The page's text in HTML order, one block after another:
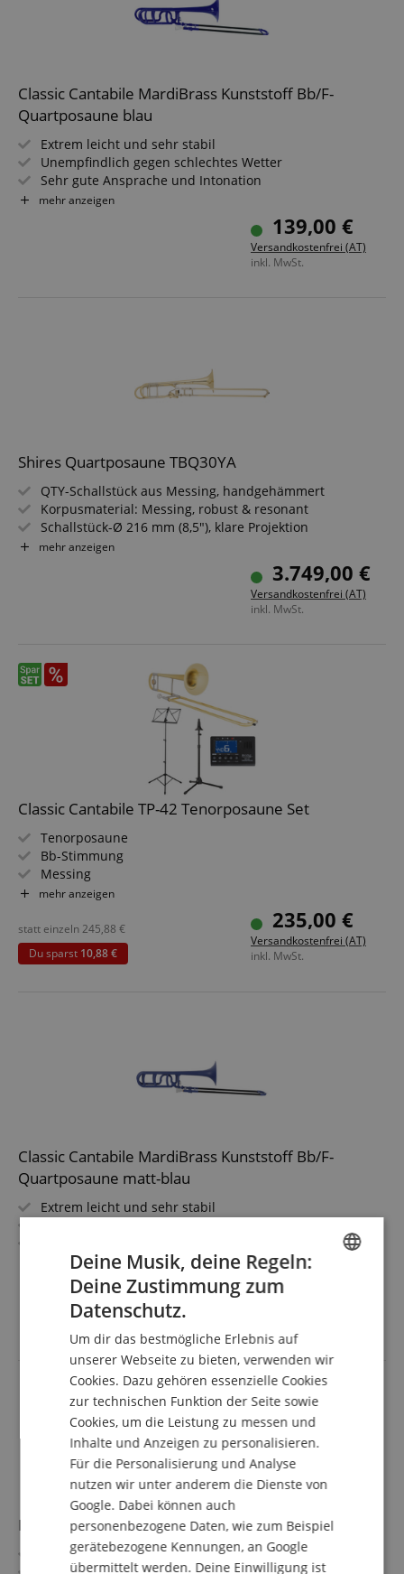
Classic Cantabile MardiBrass Kunststoff Bb/F-
Quartposaune blau
Extrem leicht und sehr stabil
Unempfindlich gegen schlechtes Wetter
Sehr gute Ansprache und Intonation
Material: ABS-Kunststoff, Zug aus Fiberglas
Farbe des Mundstücks kann abweichen
mehr anzeigen
139,00 €
Versandkostenfrei (AT)
inkl. MwSt.
Shires Quartposaune TBQ30YA
QTY-Schallstück aus Messing, handgehämmert
Korpusmaterial: Messing, robust & resonant
Schallstück-Ø 216 mm (8,5"), klare Projektion
Bohrung 13,9 mm (.547"), Large Bore Sound
Axial-Flow F-Ventil: offen, satter Low Register
Neusilber-Zugbogen: crisp, brillante Ansprache
mehr anzeigen
3.749,00 €
Versandkostenfrei (AT)
inkl. MwSt.
Classic Cantabile TP-42 Tenorposaune Set
Tenorposaune
Bb-Stimmung
Messing
Neusilber-Innenzug
Inkl. Koffer, Mundstück und Reinigungstuch
Sparset inklusive Metro-Tuner, Posaunenständer und
Notenständer
mehr anzeigen
235,00 €
Versandkostenfrei (AT)
inkl. MwSt.
statt einzeln245,88 €
Du sparst 10,88 €
Classic Cantabile MardiBrass Kunststoff Bb/F-
Quartposaune matt-blau
Extrem leicht und sehr stabil
Material: ABS-Kunststoff, Zug aus Fiberglas
Inkl. Gigbag und Mundstück
Farbe des Mundstücks kann abweichen
mehr anzeigen
139,00 €
Lechgold BP-18GL Bassposaune Goldmessing
Korpus: Messing
FRENCH
SPANISH
Deine Musik, deine Regeln:
Deine Zustimmung zum
Datenschutz.
Um dir das bestmögliche Erlebnis auf
unserer Webseite zu bieten, verwenden wir
Cookies. Dazu gehören essenzielle Cookies
zur technischen Funktion der Seite sowie
Cookies, um die Leistung zu messen und
Inhalte und Anzeigen zu personalisieren.
Für die Personalisierung und Analyse
nutzen wir unter anderem die Dienste von
Google. Dabei können auch
personenbezogene Daten, wie zum Beispiel
gerätebezogene Kennungen, an Google
übermittelt werden. Deine Einwilligung ist